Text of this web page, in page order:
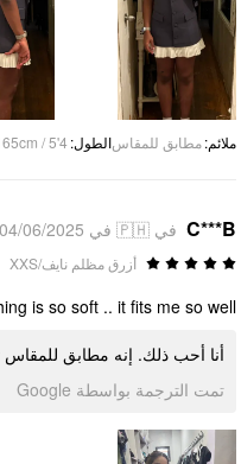
ملائم:مطابق للمقاسالطول:
/ 5'4"
C***B في 🇵🇭 في 04/06/2025
أزرق مظلم نايف/XXS
is so soft .. it fits me so well
أنا أحب ذلك. إنه مطابق للمقاس
تمت الترجمة بواسطة Google